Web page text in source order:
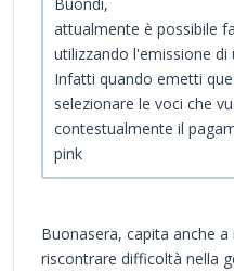
attualmente è possibile
utilizzando l'emissione
Infatti quando emetti
selezionare le voci che
contestualmente il
pink
Buonasera, capita anche
riscontrare difficoltà nella